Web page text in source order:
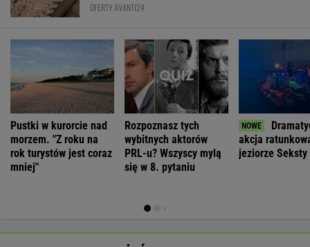
OFERTY AVANTI24
Pustki w kurorcie nad
morzem. "Z roku na
rok turystów jest coraz
mniej"
Rozpoznasz tych
wybitnych aktorów
PRL-u? Wszyscy mylą
się w 8. pytaniu
akcja
jeziorze Seksty